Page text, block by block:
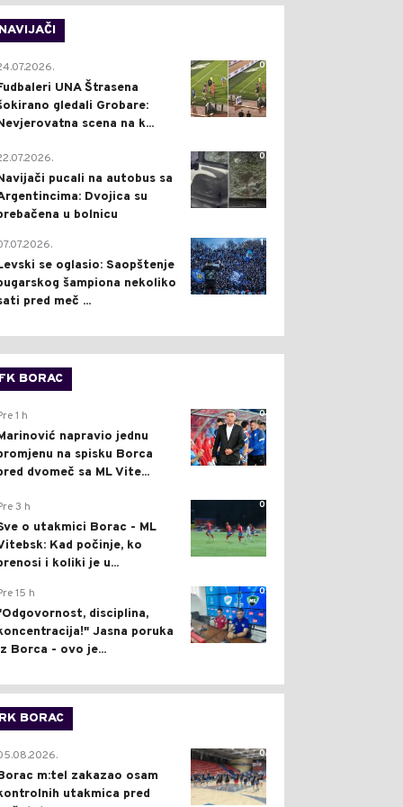
NAVIJAČI
0
UNA Štrasena
gledali Grobare:
scena na k...
0
pucali na autobus sa
Dvojica su
u bolnicu
1
se oglasio: Saopštenje
šampiona nekoliko
pred meč ...
FK BORAC
0
1 h
napravio jednu
na spisku Borca
dvomeč sa ML Vite...
0
3 h
o utakmici Borac - ML
Kad počinje, ko
i koliki je u...
0
15 h
disciplina,
Jasna poruka
Borca - ovo je...
RK BORAC
0
m:tel zakazao osam
utakmica pred